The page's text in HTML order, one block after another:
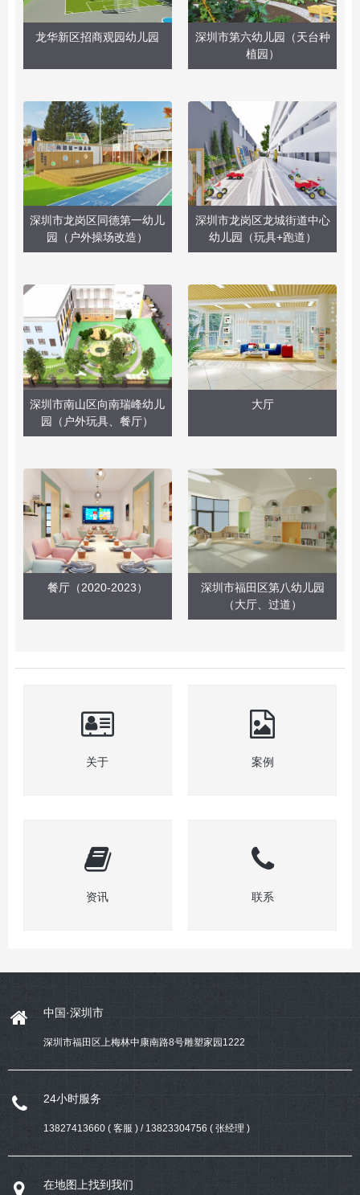
龙华新区招商观园幼儿园
深圳市第六幼儿园（天台种
植园）
深圳市龙岗区同德第一幼儿
园（户外操场改造）
深圳市龙岗区龙城街道中心
幼儿园（玩具+跑道）
深圳市南山区向南瑞峰幼儿
园（户外玩具、餐厅）
大厅
餐厅（2020-2023）
深圳市福田区第八幼儿园
（大厅、过道）
关于 案例
资讯 联系
中国·深圳市
深圳市福田区上梅林中康南路8号雕塑家园1222
24小时服务
13827413660 ( 客服 ) / 13823304756 ( 张经理 )
在地图上找到我们